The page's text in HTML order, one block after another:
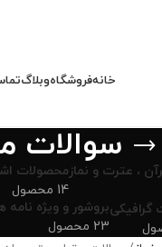
خانهفروشگاهوبلاگ
سوالات
، عترت و نماز محصولات
14 محصول
گرافیکیبروشور و ویژه نامه
23 محصول